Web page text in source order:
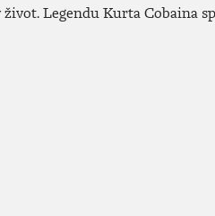
Legendu Kurta Cobaina